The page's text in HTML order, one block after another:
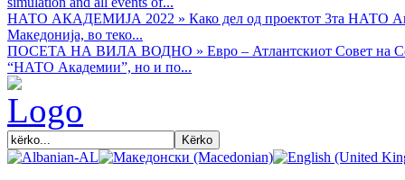
НАТО АКАДЕМИЈА 2022 » Како дел од проектот 3та НАТО
Македонија, во теко...
ПОСЕТА НА ВИЛА ВОДНО » Евро – Атлантскиот Совет на
“НАТО Академии”, но и по...